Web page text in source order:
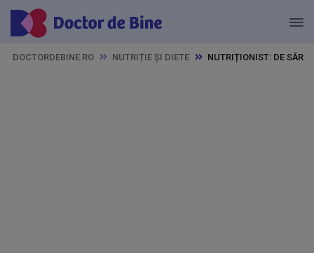
DOCTORDEBINE.RO NUTRIȚIE ȘI DIETE NUTRIȚIONIST: DE